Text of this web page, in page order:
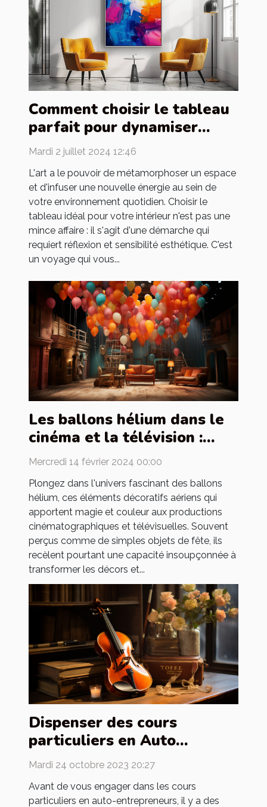
Comment choisir le tableau
parfait pour dynamiser
votre intérieur
Mardi 2 juillet 2024 12:46
L'art a le pouvoir de métamorphoser un espace
et d'infuser une nouvelle énergie au sein de
votre environnement quotidien. Choisir le
tableau idéal pour votre intérieur n'est pas une
mince affaire : il s'agit d'une démarche qui
requiert réflexion et sensibilité esthétique. C'est
un voyage qui vous...
Les ballons hélium dans le
cinéma et la télévision :
utilisation et création de
décors
Mercredi 14 février 2024 00:00
Plongez dans l'univers fascinant des ballons
hélium, ces éléments décoratifs aériens qui
apportent magie et couleur aux productions
cinématographiques et télévisuelles. Souvent
perçus comme de simples objets de fête, ils
recèlent pourtant une capacité insoupçonnée à
transformer les décors et...
Dispenser des cours
particuliers en Auto
entrepreneur : quels sont
les préalables ?
Mardi 24 octobre 2023 20:27
Avant de vous engager dans les cours
particuliers en auto-entrepreneurs, il y a des